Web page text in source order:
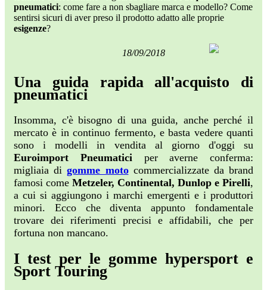
pneumatici: come fare a non sbagliare marca e modello? Come
sentirsi sicuri di aver preso il prodotto adatto alle proprie
esigenze?
18/09/2018
Una guida rapida all'acquisto di
pneumatici
Insomma, c'è bisogno di una guida, anche perché il
mercato è in continuo fermento, e basta vedere quanti
sono i modelli in vendita al giorno d'oggi su
Euroimport Pneumaticiper averne conferma:
migliaia digomme moto commercializzate da brand
famosi come Metzeler, Continental, Dunlop e Pirelli,
a cui si aggiungono i marchi emergenti e i produttori
minori. Ecco che diventa appunto fondamentale
trovare dei riferimenti precisi e affidabili, che per
fortuna non mancano.
I test per le gomme hypersport e
Sport Touring